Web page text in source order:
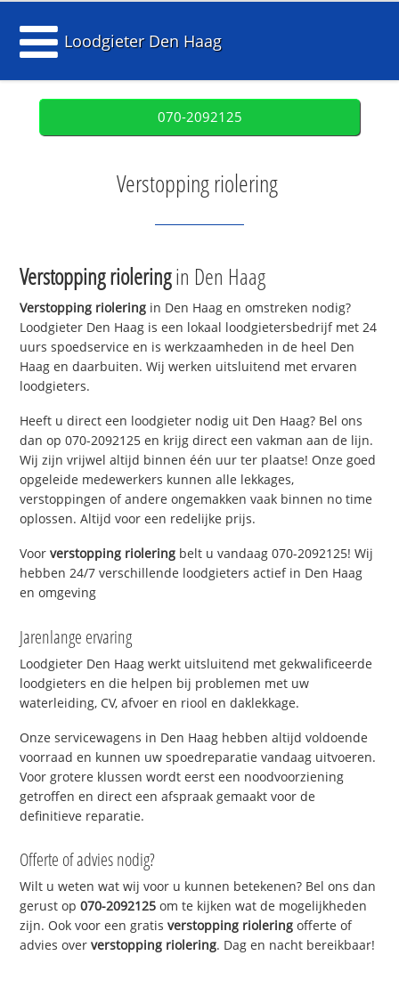
Loodgieter Den Haag
070-2092125
Verstopping riolering
Verstopping rioleringin Den Haag
Verstopping riolering in Den Haag en omstreken nodig?
Loodgieter Den Haag is een lokaal loodgietersbedrijf met 24
uurs spoedservice en is werkzaamheden in de heel Den
Haag en daarbuiten. Wij werken uitsluitend met ervaren
loodgieters.
Heeft u direct een loodgieter nodig uit Den Haag? Bel ons
dan op 070-2092125 en krijg direct een vakman aan de lijn.
Wij zijn vrijwel altijd binnen één uur ter plaatse! Onze goed
opgeleide medewerkers kunnen alle lekkages,
verstoppingen of andere ongemakken vaak binnen no time
oplossen. Altijd voor een redelijke prijs.
Voorverstopping riolering belt u vandaag 070-2092125! Wij
hebben 24/7 verschillende loodgieters actief in Den Haag
en omgeving
Jarenlange ervaring
Loodgieter Den Haag werkt uitsluitend met gekwalificeerde
loodgieters en die helpen bij problemen met uw
waterleiding, CV, afvoer en riool en daklekkage.
Onze servicewagens in Den Haag hebben altijd voldoende
voorraad en kunnen uw spoedreparatie vandaag uitvoeren.
Voor grotere klussen wordt eerst een noodvoorziening
getroffen en direct een afspraak gemaakt voor de
definitieve reparatie.
Offerte of advies nodig?
Wilt u weten wat wij voor u kunnen betekenen? Bel ons dan
gerust op070-2092125 om te kijken wat de mogelijkheden
zijn. Ook voor een gratisverstopping riolering offerte of
advies oververstopping riolering. Dag en nacht bereikbaar!